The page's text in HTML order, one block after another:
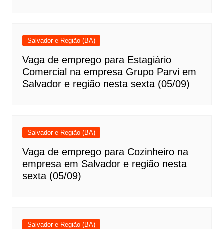
Salvador e Região (BA)
Vaga de emprego para Estagiário
Comercial na empresa Grupo Parvi em
Salvador e região nesta sexta (05/09)
Salvador e Região (BA)
Vaga de emprego para Cozinheiro na
empresa em Salvador e região nesta
sexta (05/09)
Salvador e Região (BA)